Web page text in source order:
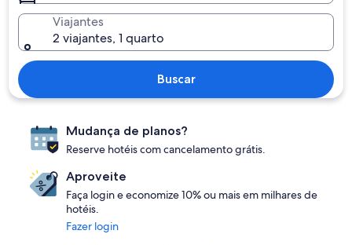
Viajantes
2 viajantes, 1 quarto
Buscar
Mudança de planos?
Reserve hotéis com cancelamento grátis.
Aproveite
Faça login e economize 10% ou mais em milhares de
hotéis.
Fazer login